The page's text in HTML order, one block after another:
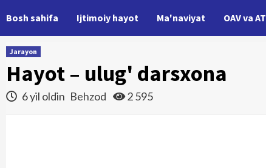
Bosh sahifa Ijtimoiy hayot Ma'naviyat OAV va AT
Jarayon
Hayot – ulug' darsxona
6 yil oldin Behzod 2 595